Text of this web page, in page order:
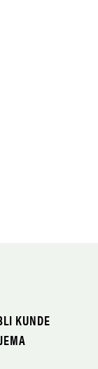
KUNDE